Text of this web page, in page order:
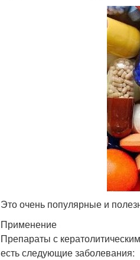
Это очень популярные и
Применение
Препараты с
есть следующие заболевания: